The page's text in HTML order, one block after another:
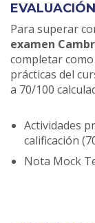
EVALUACIÓN
Para superar
examen
completar
prácticas del
a 70/100
Actividades
calificación
Nota Mock